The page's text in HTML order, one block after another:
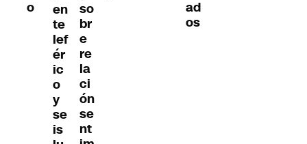
o
en
te
lef
ér
ic
o
y
se
is
so
br
e
re
la
ci
ón
se
nt
ad
os